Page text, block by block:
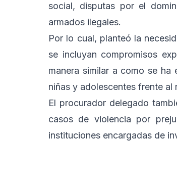
social, disputas por el
armados ilegales.
Por lo cual, planteó la
se incluyan compromisos
manera similar a como se
niñas y adolescentes frente al
El procurador delegado
casos de violencia por
instituciones encargadas de